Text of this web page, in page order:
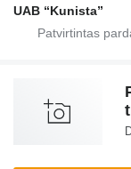
UAB “Kunista”